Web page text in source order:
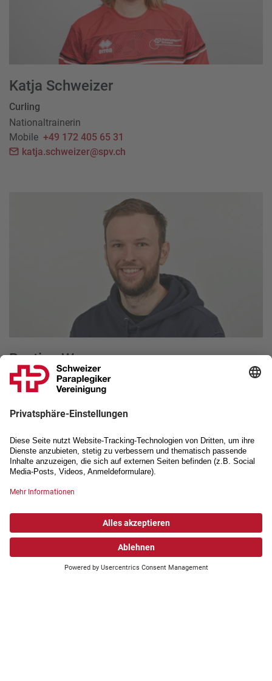
Katja Schweizer
Curling
Nationaltrainerin
Mobile +49 172 405 65 31
katja.schweizer@spv.ch
Bastian Wyss
Curling
Assistent Nationaltrainerin
bastian.wyss@spv.ch